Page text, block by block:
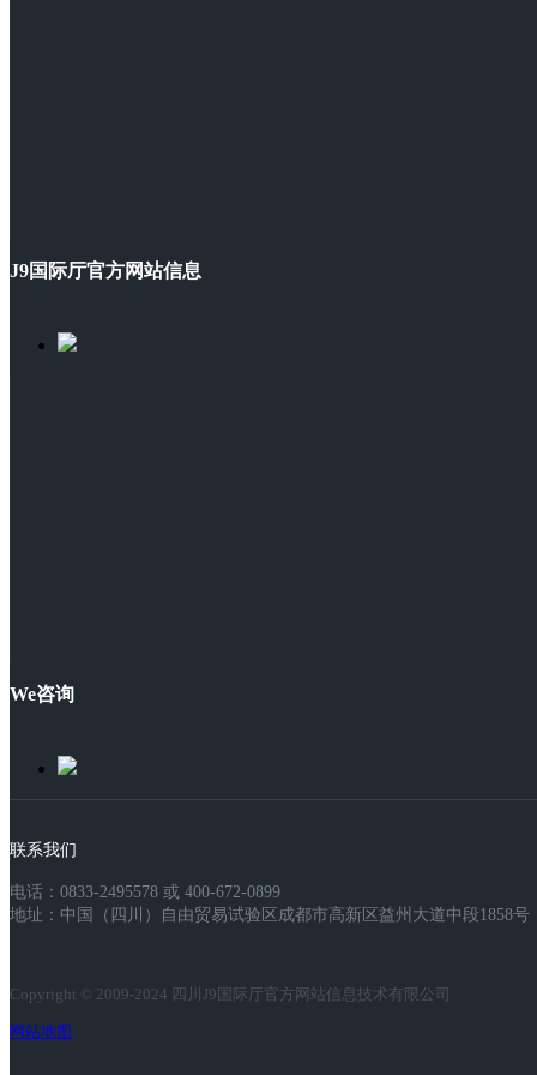
J9国际厅官方网站信息
We咨询
联系我们
电话：0833-2495578 或 400-672-0899
地址：中国（四川）自由贸易试验区成都市高新区益州大道中段1858号
Copyright © 2009-2024 四川J9国际厅官方网站信息技术有限公司
网站地图